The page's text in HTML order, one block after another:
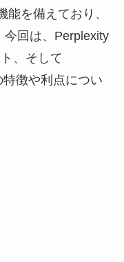
を備えており、
今回は、Perplexity
、そして
徴や利点につい